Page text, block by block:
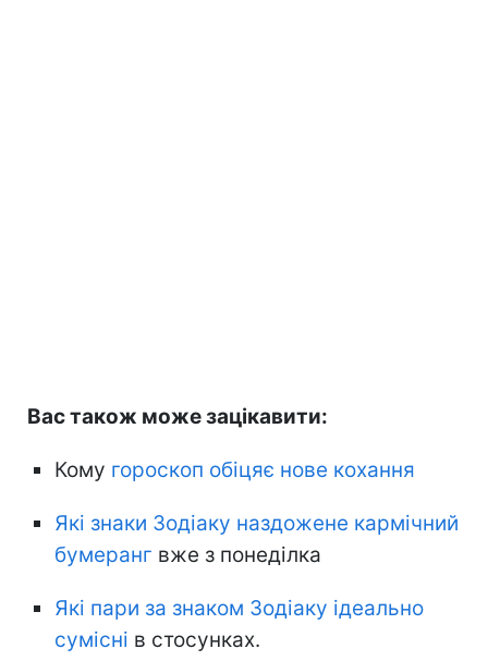
Вас також може зацікавити:
Кому гороскоп обіцяє нове кохання
Які знаки Зодіаку наздожене кармічний
бумеранг вже з понеділка
Які пари за знаком Зодіаку ідеально
сумісні в стосунках.